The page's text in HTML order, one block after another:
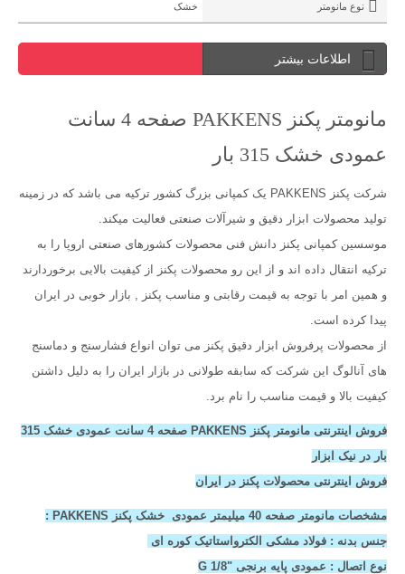
نوع مانومتر خشک
اطلاعات بیشتر
مانومتر پکنز PAKKENS صفحه 4 سانت
عمودی خشک 315 بار
شرکت پکنز PAKKENS یک کمپانی بزرگ کشور ترکیه می باشد که در زمینه
تولید محصولات ابزار دقیق و شیرآلات صنعتی فعالیت میکند.
موسسین کمپانی پکنز دانش فنی محصولات کشورهای صنعتی اروپا را به
ترکیه انتقال داده اند و از این رو محصولات پکنز از کیفیت بالایی برخوردارند
و همین امر با توجه به قیمت رقابتی و مناسب پکنز , بازار خوبی در ایران
پیدا کرده است.
از محصولات پرفروش ابزار دقیق پکنز می توان انواع فشارسنج و دماسنج
های آنالوگ این شرکت که سابقه طولانی در بازار ایران را به دلیل داشتن
کیفیت بالا و قیمت مناسب را نام برد.
فروش اینترنتی مانومتر پکنز PAKKENS صفحه 4 سانت عمودی خشک 315
بار در نیک ابزار
فروش اینترنتی محصولات پکنز در ایران
مشخصات مانومتر صفحه 40 میلیمتر عمودی خشک پکنز PAKKENS :
جنس بدنه : فولاد مشکی الکترواستاتیک کوره ای
نوع اتصال : عمودی پایه برنجی "1/8 G